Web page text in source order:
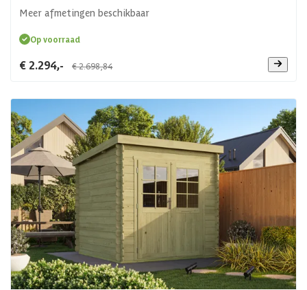
Meer afmetingen beschikbaar
Op voorraad
€ 2.294,- € 2.698,84